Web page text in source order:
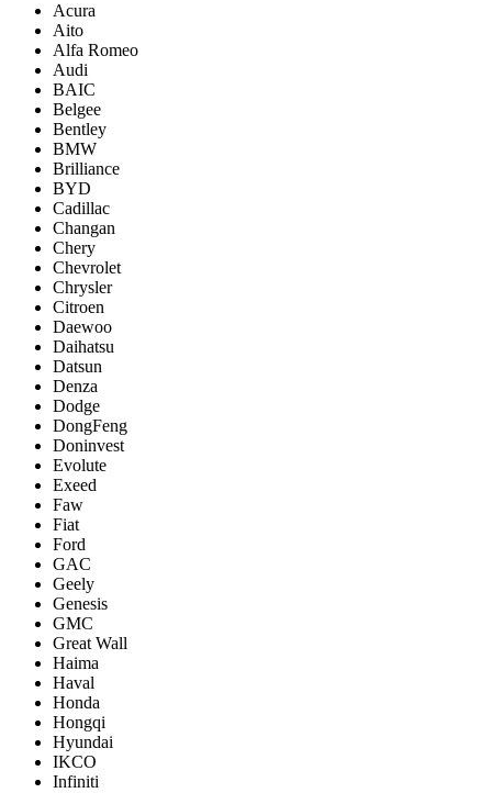
Acura
Aito
Alfa Romeo
Audi
BAIC
Belgee
Bentley
BMW
Brilliance
BYD
Cadillac
Changan
Chery
Chevrolet
Chrysler
Citroen
Daewoo
Daihatsu
Datsun
Denza
Dodge
DongFeng
Doninvest
Evolute
Exeed
Faw
Fiat
Ford
GAC
Geely
Genesis
GMC
Great Wall
Haima
Haval
Honda
Hongqi
Hyundai
IKCO
Infiniti